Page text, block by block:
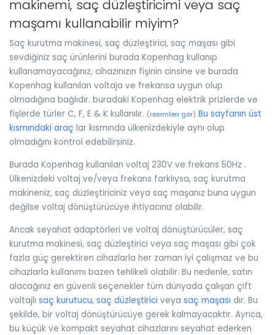
makinemi, saç düzleştiricimi veya saç
maşamı kullanabilir miyim?
Saç kurutma makinesi, saç düzleştirici, saç maşası gibi
sevdiğiniz saç ürünlerini burada Kopenhag kullanıp
kullanamayacağınız, cihazınızın fişinin cinsine ve burada
Kopenhag kullanılan voltaja ve frekansa uygun olup
olmadığına bağlıdır. buradaki Kopenhag elektrik prizlerde ve
fişlerde türler C, F, E & K kullanılır. (resimleri gör) Bu sayfanın üst
kısmındaki araç lar kısmında ülkenizdekiyle aynı olup
olmadığını kontrol edebilirsiniz.
Burada Kopenhag kullanılan voltaj 230V ve frekans 50Hz .
Ülkenizdeki voltaj ve/veya frekans farklıysa, saç kurutma
makineniz, saç düzleştiriciniz veya saç maşanız buna uygun
değilse voltaj dönüştürücüye ihtiyacınız olabilir.
Ancak seyahat adaptörleri ve voltaj dönüştürücüler, saç
kurutma makinesi, saç düzleştirici veya saç maşası gibi çok
fazla güç gerektiren cihazlarla her zaman iyi çalışmaz ve bu
cihazlarla kullanımı bazen tehlikeli olabilir. Bu nedenle, satın
alacağınız en güvenli seçenekler tüm dünyada çalışan çift
voltajlı saç kurutucu, saç düzleştirici veya saç maşası dır. Bu
şekilde, bir voltaj dönüştürücüye gerek kalmayacaktır. Ayrıca,
bu küçük ve kompakt seyahat cihazlarını seyahat ederken